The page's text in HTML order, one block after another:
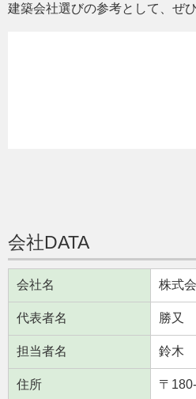
建築会社選びの参考として、ぜ
会社DATA
会社名 株式
代表者名 勝又
担当者名 鈴木
住所 〒